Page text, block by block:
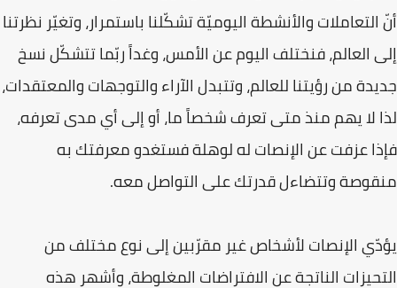
أنّ التعاملات والأنشطة اليوميّة تشكّلنا باستمرار، وتغيّر نظرتنا
إلى العالم، فنختلف اليوم عن الأمس، وغداً ربّما تتشكّل نسخ
جديدة من رؤيتنا للعالم، وتتبدل الآراء والتوجهات والمعتقدات،
لذا لا يهم منذ متى تعرف شخصاً ما، أو إلى أي مدى تعرفه،
فإذا عزفت عن الإنصات له لوهلة فستغدو معرفتك به
منقوصة وتتضاءل قدرتك على التواصل معه.
يؤدّي الإنصات لأشخاص غير مقرّبين إلى نوع مختلف من
التحيزات الناتجة عن الافتراضات المغلوطة، وأشهر هذه